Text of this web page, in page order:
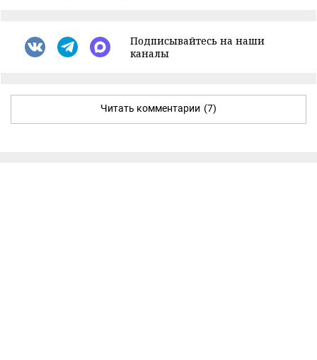
Подписывайтесь на наши
каналы
Читать комментарии (7)